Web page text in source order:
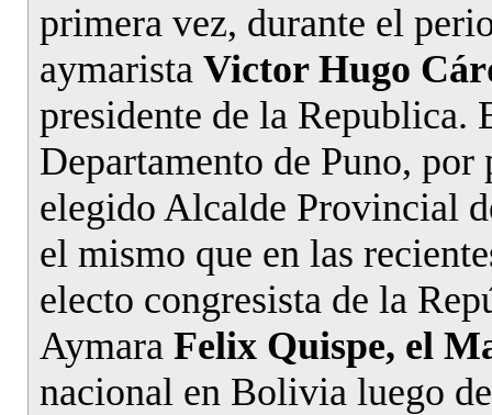
primera vez, durante el
aymarista Victor Hugo
presidente de la Republica.
Departamento de Puno,
elegido Alcalde Provincial
el mismo que en las
electo congresista de la
Aymara Felix Quispe, el
nacional en Bolivia luego